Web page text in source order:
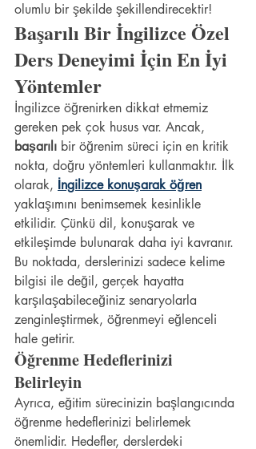
olumlu bir şekilde şekillendirecektir!
Başarılı Bir İngilizce Özel
Ders Deneyimi İçin En İyi
Yöntemler
İngilizce öğrenirken dikkat etmemiz
gereken pek çok husus var. Ancak,
başarılı bir öğrenim süreci için en kritik
nokta, doğru yöntemleri kullanmaktır. İlk
olarak, İngilizce konuşarak öğren
yaklaşımını benimsemek kesinlikle
etkilidir. Çünkü dil, konuşarak ve
etkileşimde bulunarak daha iyi kavranır.
Bu noktada, derslerinizi sadece kelime
bilgisi ile değil, gerçek hayatta
karşılaşabileceğiniz senaryolarla
zenginleştirmek, öğrenmeyi eğlenceli
hale getirir.
Öğrenme Hedeflerinizi
Belirleyin
Ayrıca, eğitim sürecinizin başlangıcında
öğrenme hedeflerinizi belirlemek
önemlidir. Hedefler, derslerdeki